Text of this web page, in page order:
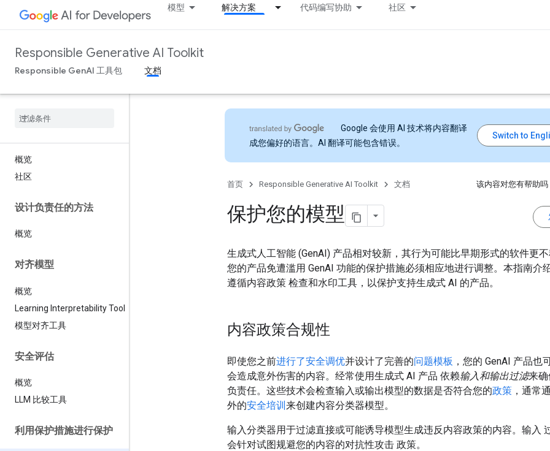
模型 解决方案 代码编写协助 社区
Responsible Generative AI Toolkit
Responsible GenAI 工具包 文档
概览
社区
设计负责任的方法
概览
对齐模型
概览
Learning Interpretability Tool
模型对齐工具
安全评估
概览
LLM 比较工具
利用保护措施进行保护
Google 会使用 AI 技术将内容翻译
成您偏好的语言。AI 翻译可能包含错误。
首页 Responsible Generative AI Toolkit 文档 该内容对您有帮助吗
保护您的模型
生成式人工智能 (GenAI) 产品相对较新，其行为可能比早期形式的软件更
您的产品免遭滥用 GenAI 功能的保护措施必须相应地进行调整。本指南介
遵循内容政策 检查和水印工具，以保护支持生成式 AI 的产品。
内容政策合规性
即使您之前进行了安全调优并设计了完善的问题模板 ，您的 GenAI 产品也
会造成意外伤害的内容。经常使用生成式 AI 产品 依赖输入和输出过滤来
负责任。这些技术会检查输入或输出模型的数据是否符合您的政策 ，通常
外的安全培训 来创建内容分类器模型。
输入分类器用于过滤直接或可能诱导模型生成违反内容政策的内容。输入
会针对试图规避您的内容的对抗性攻击 政策。